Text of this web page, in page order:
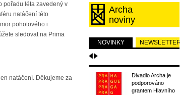
pořadu léta zavedený v
natáčení této
pohotového i
sledovat na Prima
natáčení. Děkujeme za
Archa
noviny
NOVINKY NEWSLETTER
Divadlo Archa je
podporováno
grantem Hlavního